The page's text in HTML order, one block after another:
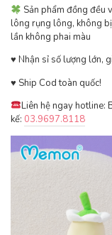
Sản phẩm đồng đều
lông rụng lông, không
lần không phai màu
♥ ️Nhận sỉ số lượng lớn,
♥ ️Ship Cod toàn quốc!
Liên hệ ngay hotline:
kế: 03.9697.8118